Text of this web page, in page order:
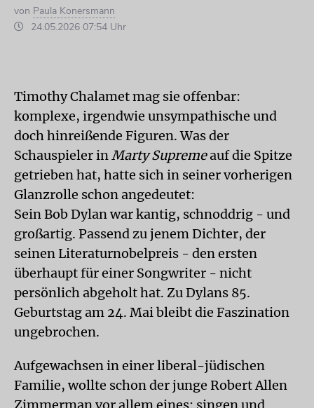
von Paula Konersmann
24.05.2026 07:54 Uhr
Timothy Chalamet mag sie offenbar:
komplexe, irgendwie unsympathische und
doch hinreißende Figuren. Was der
Schauspieler inMarty Supremeauf die Spitze
getrieben hat, hatte sich in seiner vorherigen
Glanzrolle schon angedeutet:
Sein Bob Dylan war kantig, schnoddrig - und
großartig. Passend zu jenem Dichter, der
seinen Literaturnobelpreis - den ersten
überhaupt für einer Songwriter - nicht
persönlich abgeholt hat. Zu Dylans 85.
Geburtstag am 24. Mai bleibt die Faszination
ungebrochen.
Aufgewachsen in einer liberal-jüdischen
Familie, wollte schon der junge Robert Allen